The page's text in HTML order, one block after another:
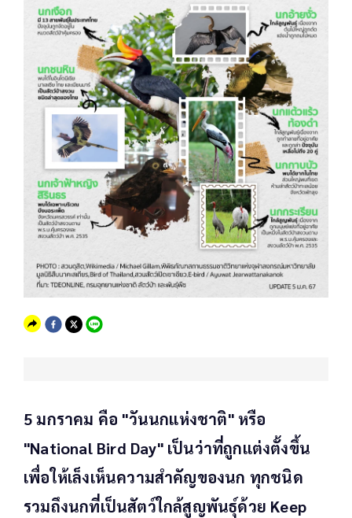
5 มกราคม คือ "วันนกแห่งชาติ" หรือ
"National Bird Day" เป็นว่าที่ถูกแต่งตั้งขึ้น
เพื่อให้เล็งเห็นความสำคัญของนก ทุกชนิด
รวมถึงนกที่เป็นสัตว์ใกล้สูญพันธุ์ด้วย Keep